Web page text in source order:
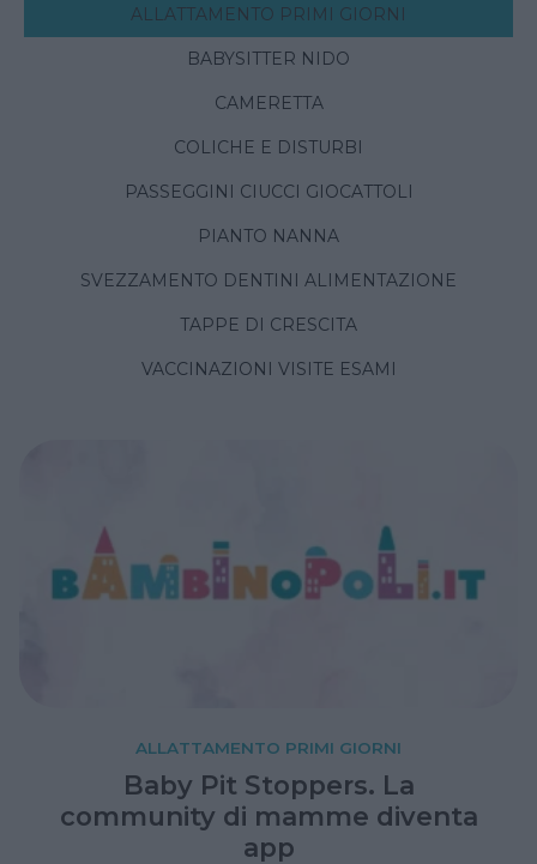
ALLATTAMENTO PRIMI GIORNI
BABYSITTER NIDO
CAMERETTA
COLICHE E DISTURBI
PASSEGGINI CIUCCI GIOCATTOLI
PIANTO NANNA
SVEZZAMENTO DENTINI ALIMENTAZIONE
TAPPE DI CRESCITA
VACCINAZIONI VISITE ESAMI
ALLATTAMENTO PRIMI GIORNI
Baby Pit Stoppers. La
community di mamme diventa
app